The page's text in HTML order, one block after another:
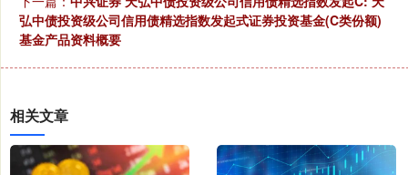
弘中债投资级公司信用债精选指数发起式证券投资基金(C类份额)
基金产品资料概要
相关文章